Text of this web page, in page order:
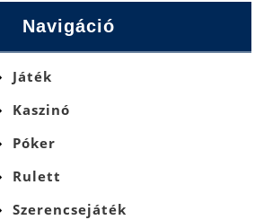
Navigáció
Játék
Kaszinó
Póker
Rulett
Szerencsejáték